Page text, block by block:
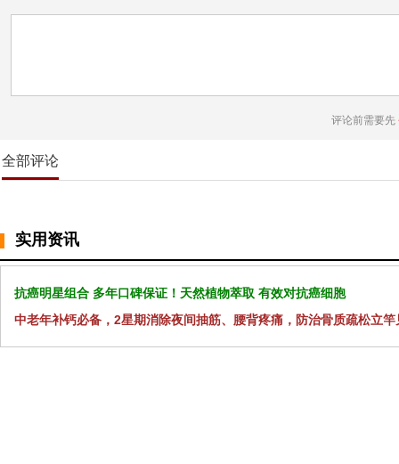
评论前需要先
全部评论
实用资讯
抗癌明星组合 多年口碑保证！天然植物萃取 有效对抗癌细胞
中老年补钙必备，2星期消除夜间抽筋、腰背疼痛，防治骨质疏松立竿